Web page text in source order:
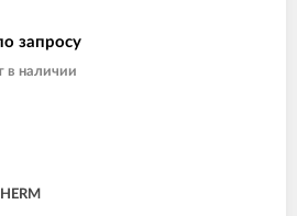
запросу
в наличии